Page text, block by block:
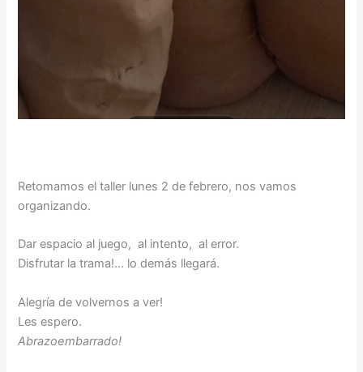
Retomamos el taller lunes 2 de febrero, nos vamos
organizando.
Dar espacio al juego, al intento, al error.
Disfrutar la trama!… lo demás llegará.
Alegría de volvernos a ver!
Les espero.
Abrazoembarrado!